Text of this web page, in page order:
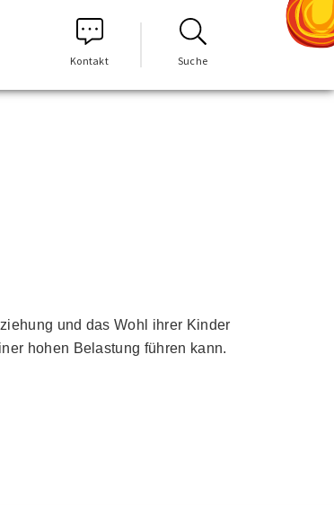
Kontakt Suche
und das Wohl ihrer Kinder
hohen Belastung führen kann.